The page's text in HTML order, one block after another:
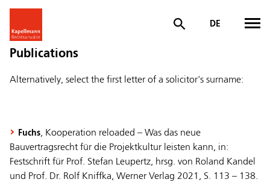
DE
Publications
Alternatively, select the first letter of a solicitor's surname:
Fuchs, Kooperation reloaded – Was das neue
Bauvertragsrecht für die Projektkultur leisten kann, in:
Festschrift für Prof. Stefan Leupertz, hrsg. von Roland Kandel
und Prof. Dr. Rolf Kniffka, Werner Verlag 2021, S. 113 – 138.